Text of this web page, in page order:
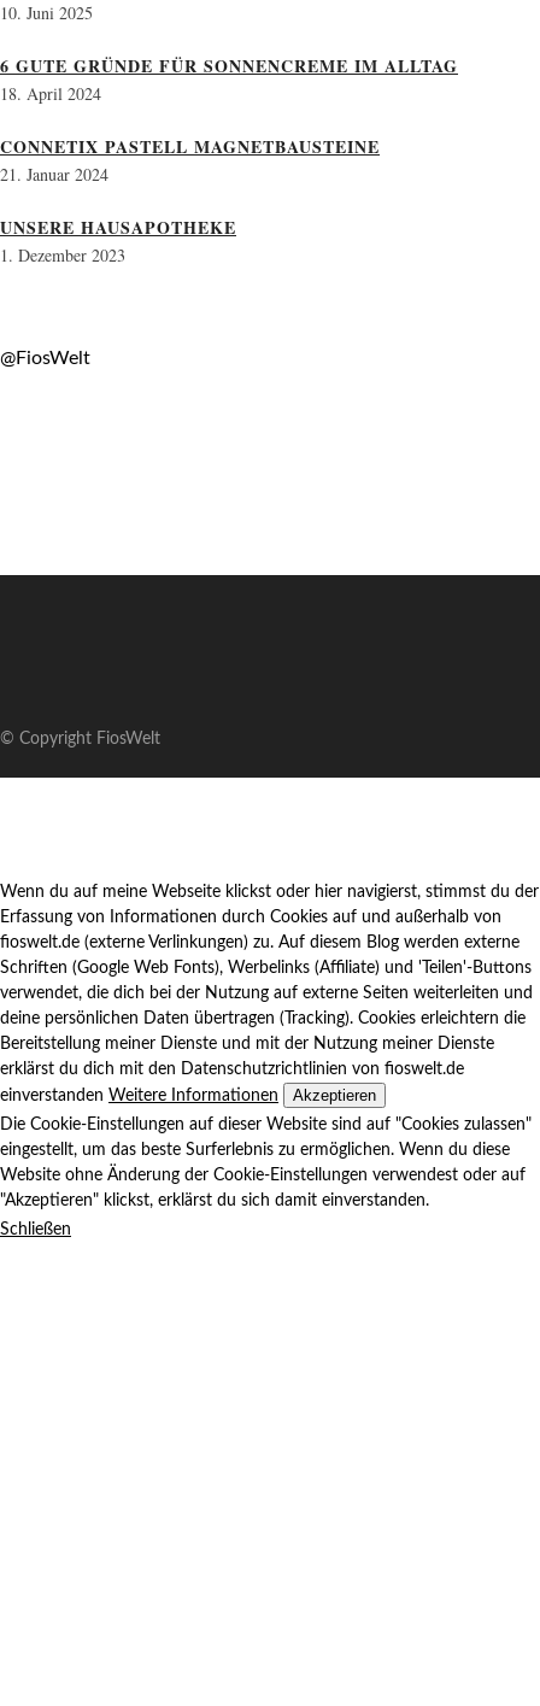
10. Juni 2025
6 GUTE GRÜNDE FÜR SONNENCREME IM ALLTAG
18. April 2024
CONNETIX PASTELL MAGNETBAUSTEINE
21. Januar 2024
UNSERE HAUSAPOTHEKE
1. Dezember 2023
@FiosWelt
© Copyright FiosWelt
Wenn du auf meine Webseite klickst oder hier navigierst, stimmst du der
Erfassung von Informationen durch Cookies auf und außerhalb von
fioswelt.de (externe Verlinkungen) zu. Auf diesem Blog werden externe
Schriften (Google Web Fonts), Werbelinks (Affiliate) und 'Teilen'-Buttons
verwendet, die dich bei der Nutzung auf externe Seiten weiterleiten und
deine persönlichen Daten übertragen (Tracking). Cookies erleichtern die
Bereitstellung meiner Dienste und mit der Nutzung meiner Dienste
erklärst du dich mit den Datenschutzrichtlinien von fioswelt.de
einverstanden Weitere Informationen Akzeptieren
Die Cookie-Einstellungen auf dieser Website sind auf "Cookies zulassen"
eingestellt, um das beste Surferlebnis zu ermöglichen. Wenn du diese
Website ohne Änderung der Cookie-Einstellungen verwendest oder auf
"Akzeptieren" klickst, erklärst du sich damit einverstanden.
Schließen